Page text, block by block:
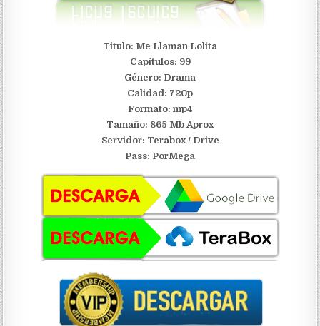
Titulo: Me Llaman Lolita
Capítulos: 99
Género: Drama
Calidad: 720p
Formato: mp4
Tamaño: 865 Mb Aprox
Servidor: Terabox / Drive
Pass: PorMega